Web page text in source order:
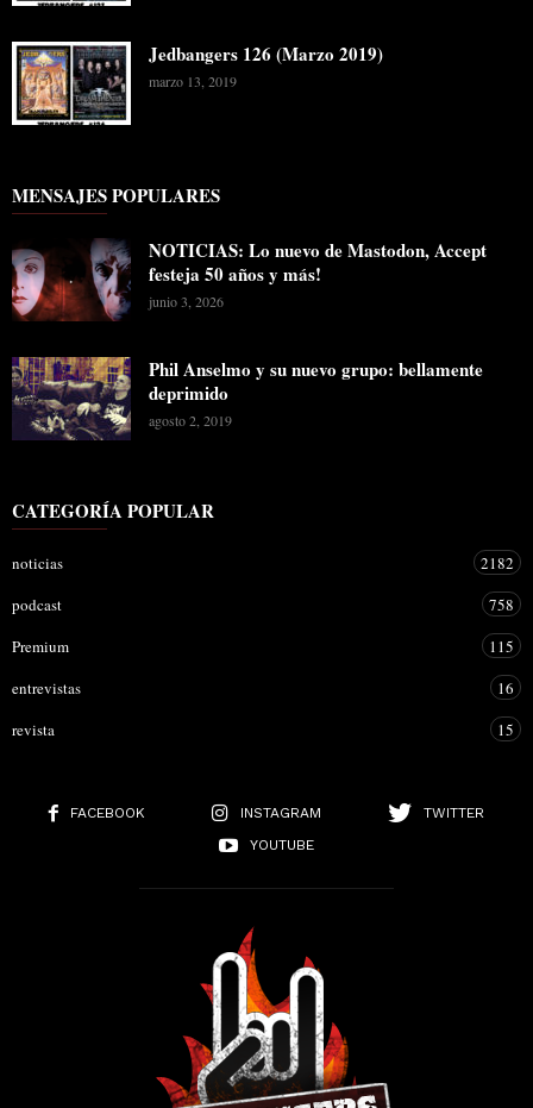
Jedbangers 126 (Marzo 2019)
marzo 13, 2019
MENSAJES POPULARES
NOTICIAS: Lo nuevo de Mastodon, Accept
festeja 50 años y más!
junio 3, 2026
Phil Anselmo y su nuevo grupo: bellamente
deprimido
agosto 2, 2019
CATEGORÍA POPULAR
noticias
2182
podcast
758
Premium
115
entrevistas
16
revista
15
FACEBOOK INSTAGRAM
TWITTER
YOUTUBE